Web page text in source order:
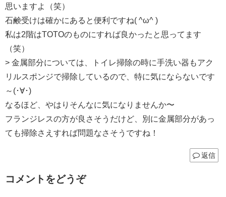
思いますよ（笑）
石鹸受けは確かにあると便利ですね( ^ω^ )
私は2階はTOTOのものにすれば良かったと思ってます
（笑）
> 金属部分については、トイレ掃除の時に手洗い器もアク
リルスポンジで掃除しているので、特に気にならないです
～(･∀･)
なるほど、やはりそんなに気になりませんか〜
フランジレスの方が良さそうだけど、別に金属部分があっ
ても掃除さえすれば問題なさそうですね！
返信
コメントをどうぞ